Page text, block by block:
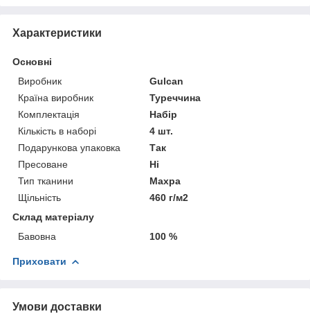
Характеристики
Основні
Виробник
Gulcan
Країна виробник
Туреччина
Комплектація
Набір
Кількість в наборі
4 шт.
Подарункова упаковка
Так
Пресоване
Ні
Тип тканини
Махра
Щільність
460 г/м2
Склад матеріалу
Бавовна
100 %
Приховати
Умови доставки